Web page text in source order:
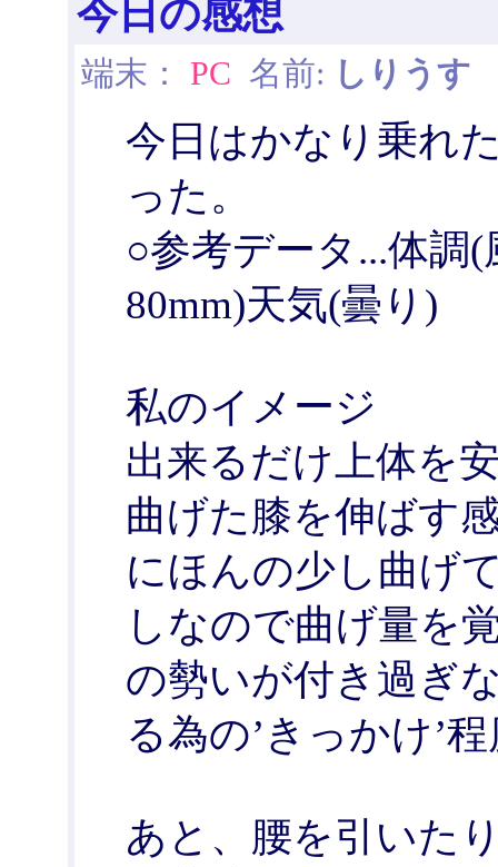
今日の感想
端末： PC 名前: しりうす
今日はかなり乗れ
った。
○参考データ...体調
80mm)天気(曇り)
私のイメージ
出来るだけ上体を
曲げた膝を伸ばす
にほんの少し曲げ
しなので曲げ量を
の勢いが付き過ぎ
る為の’きっかけ’
あと、腰を引いた